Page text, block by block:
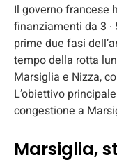
Il governo francese
finanziamenti da 3
prime due fasi
tempo della rotta
Marsiglia e Nizza,
L’obiettivo
congestione a
Marsiglia,